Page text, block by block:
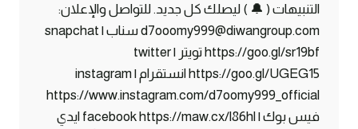
التنبيهات ( 🔔 ) ليصلك كل جديد. للتواصل والإعلان:
d7ooomy999@diwangroup.com سناب | snapchat
https://goo.gl/sr19bf تويتر | twitter
https://goo.gl/UGEG15 انستقرام | instagram
https://www.instagram.com/d7oomy999_official
فيس بوك | facebook https://maw.cx/l86hl ايدي